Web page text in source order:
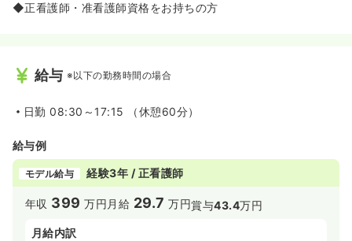
◆正看護師・准看護師資格をお持ちの方
給与 ※以下の勤務時間の場合
日勤 08:30～17:15 （休憩60分）
給与例
モデル給与 経験3年 / 正看護師
年収 399 万円 月給 29.7 万円賞与43.4万円
月給内訳